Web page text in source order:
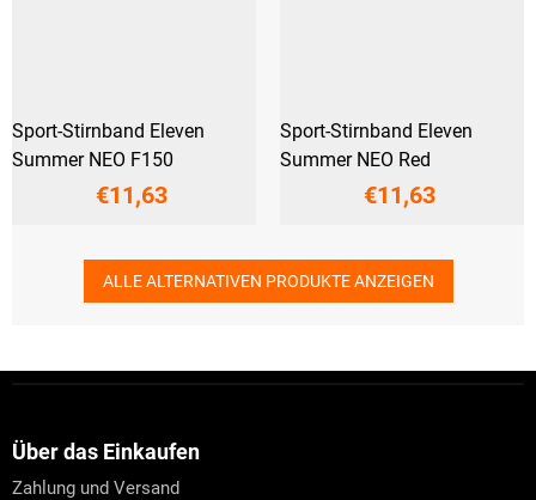
Sport-Stirnband Eleven
Summer NEO F150
€11,63
Sport-Stirnband Eleven
Summer NEO Red
€11,63
ALLE ALTERNATIVEN PRODUKTE ANZEIGEN
Über das Einkaufen
Zahlung und Versand